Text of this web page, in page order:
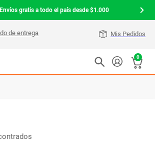
Envíos gratis a todo el país desde $1.000
Mis Pedidos
0